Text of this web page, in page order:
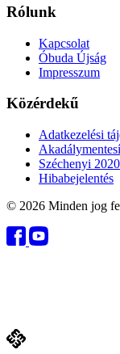
Rólunk
Kapcsolat
Óbuda Újság
Impresszum
Közérdekű
Adatkezelési
Széchenyi 2020
Hibabejelentés
© 2026 Minden jog